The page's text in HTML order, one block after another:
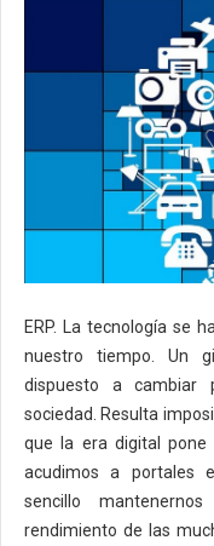
ERP. La tecnología se
nuestro tiempo. Un
dispuesto a cambiar
sociedad. Resulta
que la era digital pone
acudimos a portales
sencillo
rendimiento de las